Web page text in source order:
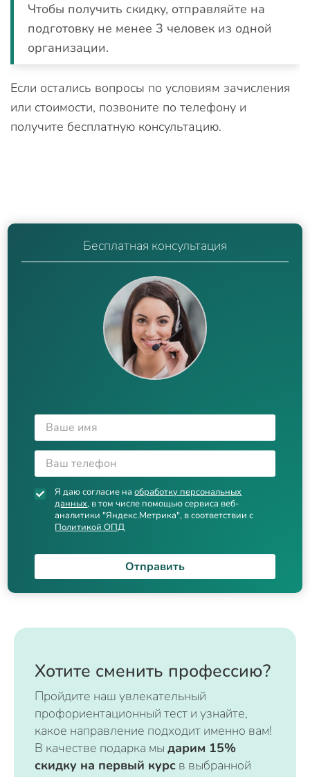
Чтобы получить скидку, отправляйте на
подготовку не менее 3 человек из одной
организации.
Если остались вопросы по условиям зачисления
или стоимости, позвоните по телефону и
получите бесплатную консультацию.
Бесплатная консультация
Я даю согласие наобработку персональных
данных, в том числе помощью сервиса веб-
аналитики "Яндекс.Метрика", в соответствии с
Политикой ОПД
Отправить
Хотите сменить профессию?
Пройдите наш увлекательный
профориентационный тест и узнайте,
какое направление подходит именно вам!
В качестве подарка мы дарим 15%
скидку на первый курс в выбранной